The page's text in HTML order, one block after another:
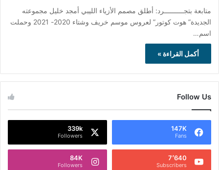
متابعة بتجــــــــــرد: أطلق مصمم الأزياء الليبي أمجد خليل مجموعته
الجديدة” هوت كوتور” لعروس موسم خريف وشتاء 2020- 2021 وحملت
اسم…
أكمل القراءة »
Follow Us
147K
Fans
339k
Followers
7٬640
Subscribers
84K
Followers